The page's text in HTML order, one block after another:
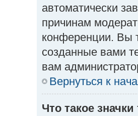
автоматически
причинам
конференции. Вы
созданные вами
вам
Вернуться к
Что такое значки